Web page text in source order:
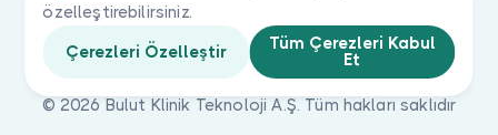
özelleştirebilirsiniz.
Çerezleri Özelleştir
Tüm Çerezleri Kabul
Et
© 2026 Bulut Klinik Teknoloji A.Ş. Tüm hakları saklıdır